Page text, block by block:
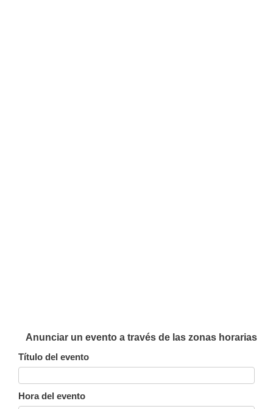
Anunciar un evento a través de las zonas horarias
Título del evento
Hora del evento